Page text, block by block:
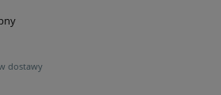
dostawy